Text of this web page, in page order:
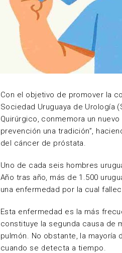
Con el objetivo de promover la
Sociedad Uruguaya de Urología
Quirúrgico, conmemora un nuevo
prevención una tradición”,
del cáncer de próstata.
Uno de cada seis hombres
Año tras año, más de 1.500
una enfermedad por la cual
Esta enfermedad es la más
constituye la segunda causa de
pulmón. No obstante, la
cuando se detecta a tiempo.